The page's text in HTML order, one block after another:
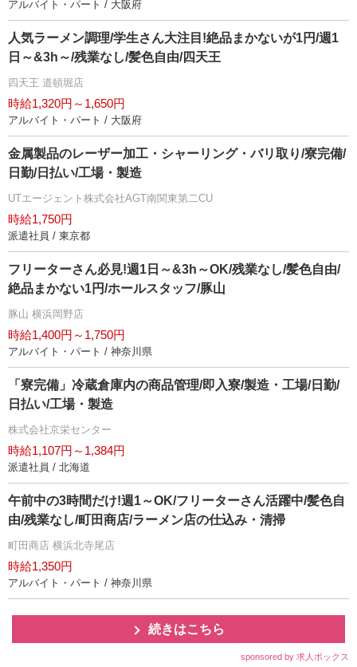
アルバイト・パート / 大阪府
人気ラーメン調理/学生さん大注目!絶品まかないが1円/週1
日～&3h～/残業なし/髪色自由/四天王
四天王 道頓堀店
時給1,320円～1,650円
アルバイト・パート / 大阪府
金属製品のレーザー加工・シャーリング・バリ取り/寮完備/
日勤/日払い/工場・製造
UTエージェント株式会社AGT南関東第二CU
時給1,750円
派遣社員 / 東京都
フリーターさん必見!週1日～&3h～OK/残業なし/髪色自由/
絶品まかない1円/ホールスタッフ/豚山
豚山 横浜岡野店
時給1,400円～1,750円
アルバイト・パート / 神奈川県
「寮完備」冷蔵倉庫内の商品管理/即入寮/製造・工場/日勤/
日払い/工場・製造
株式会社京栄センター
時給1,107円～1,384円
派遣社員 / 北海道
午前中の3時間だけ!週1～OK/フリーターさん活躍中/髪色自
由/残業なし/町田商店/ラーメン店の仕込み・清掃
町田商店 横浜北寺尾店
時給1,350円
アルバイト・パート / 神奈川県
続きはこちら
sponsored by 求人ボックス